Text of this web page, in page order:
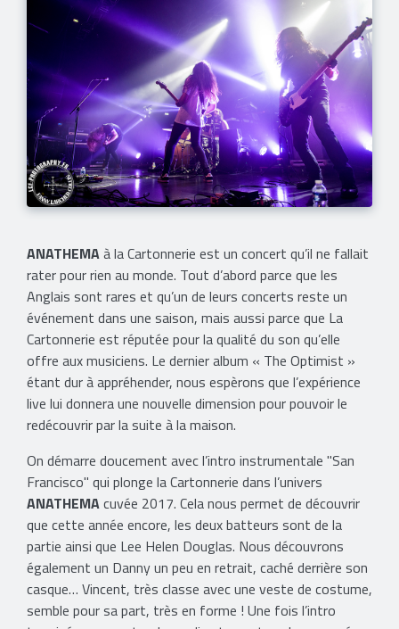
ANATHEMAà la Cartonnerie est un concert qu’il ne fallait
rater pour rien au monde. Tout d’abord parce que les
Anglais sont rares et qu’un de leurs concerts reste un
événement dans une saison, mais aussi parce que La
Cartonnerie est réputée pour la qualité du son qu’elle
offre aux musiciens. Le dernier album « The Optimist »
étant dur à appréhender, nous espèrons que l’expérience
live lui donnera une nouvelle dimension pour pouvoir le
redécouvrir par la suite à la maison.
On démarre doucement avec l’intro instrumentale "San
Francisco" qui plonge la Cartonnerie dans l’univers
ANATHEMAcuvée 2017. Cela nous permet de découvrir
que cette année encore, les deux batteurs sont de la
partie ainsi que Lee Helen Douglas. Nous découvrons
également un Danny un peu en retrait, caché derrière son
casque… Vincent, très classe avec une veste de costume,
semble pour sa part, très en forme ! Une fois l’intro